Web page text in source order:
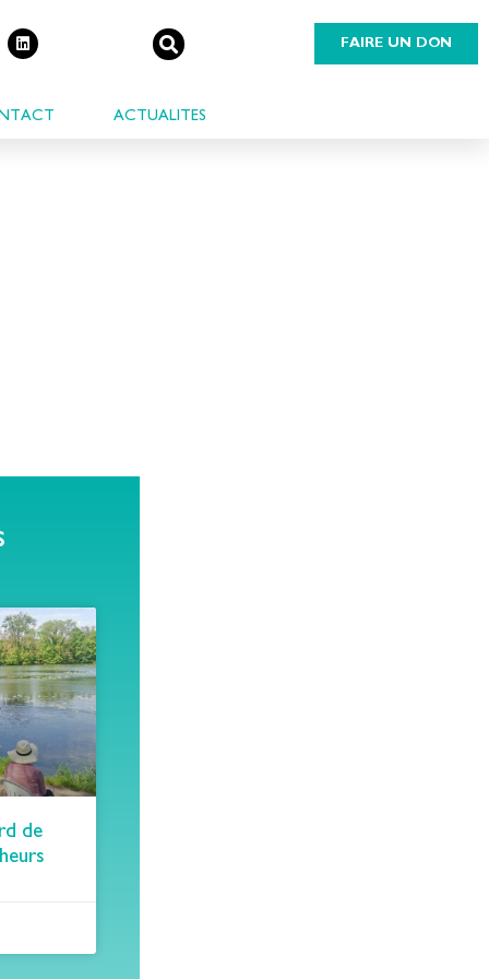
FAIRE UN DON
ACTUALITES
de